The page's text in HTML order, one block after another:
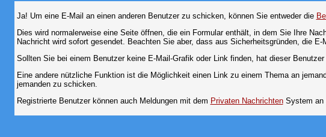
Ja! Um eine E-Mail an einen anderen Benutzer zu schicken, können Sie entweder die
Dies wird normalerweise eine Seite öffnen, die ein Formular enthält, in dem Sie Ihre
Nachricht wird sofort gesendet. Beachten Sie aber, dass aus Sicherheitsgründen, die
Sollten Sie bei einem Benutzer keine E-Mail-Grafik oder Link finden, hat dieser
Eine andere nützliche Funktion ist die Möglichkeit einen Link zu einem Thema an
jemanden zu schicken.
Registrierte Benutzer können auch Meldungen mit dem Privaten NachrichtenSystem an